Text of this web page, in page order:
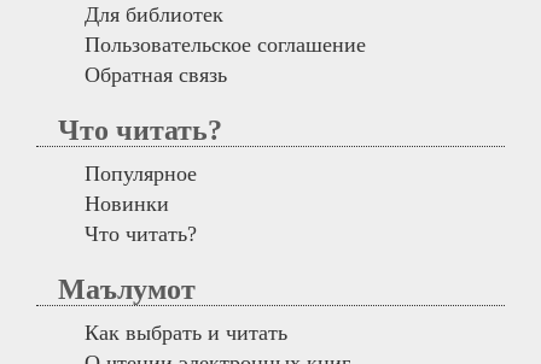
Для библиотек
Пользовательское соглашение
Обратная связь
Что читать?
Популярное
Новинки
Что читать?
Маълумот
Как выбрать и читать